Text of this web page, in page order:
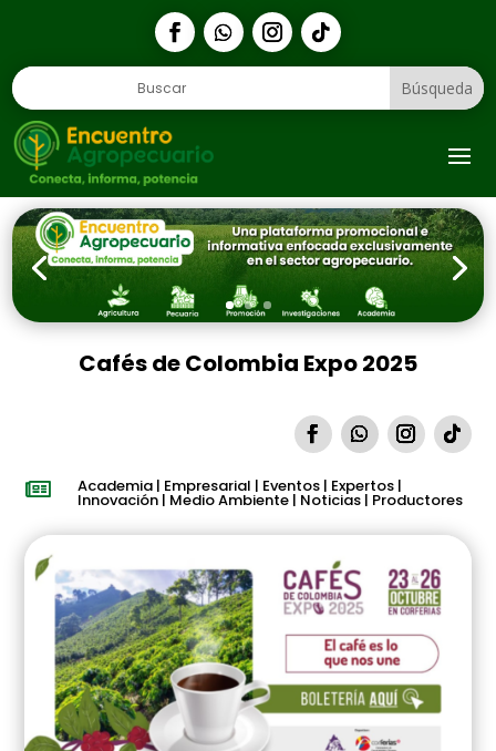
Cafés de Colombia Expo 2025
 Academia| Empresarial | Eventos| Expertos|
Innovación| Medio Ambiente| Noticias| Productores